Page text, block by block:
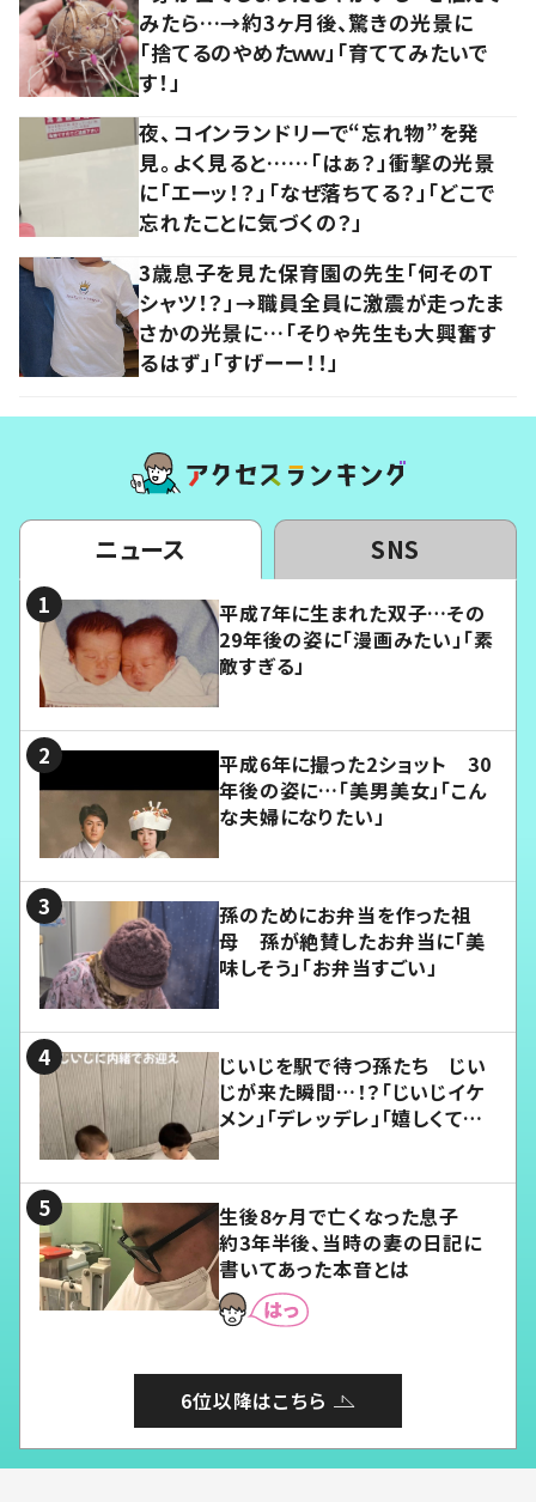
みたら…→約3ヶ月後、驚きの光景に
「捨てるのやめたｗｗ」「育ててみたいで
す！」
夜、コインランドリーで“忘れ物”を発
見。よく見ると……「はぁ？」衝撃の光景
に「エーッ！？」「なぜ落ちてる？」「どこで
忘れたことに気づくの？」
3歳息子を見た保育園の先生「何そのT
シャツ！？」→職員全員に激震が走ったま
さかの光景に…「そりゃ先生も大興奮す
るはず」「すげーー！！」
ニュース SNS
平成7年に生まれた双子…その
29年後の姿に「漫画みたい」「素
敵すぎる」
平成6年に撮った2ショット 30
年後の姿に…「美男美女」「こん
な夫婦になりたい」
孫のためにお弁当を作った祖
母 孫が絶賛したお弁当に「美
味しそう」「お弁当すごい」
じいじを駅で待つ孫たち じい
じが来た瞬間…！？「じいじイケ
メン」「デレッデレ」「嬉しくて可
生後8ヶ月で亡くなった息子
約3年半後、当時の妻の日記に
書いてあった本音とは
6位以降はこちら